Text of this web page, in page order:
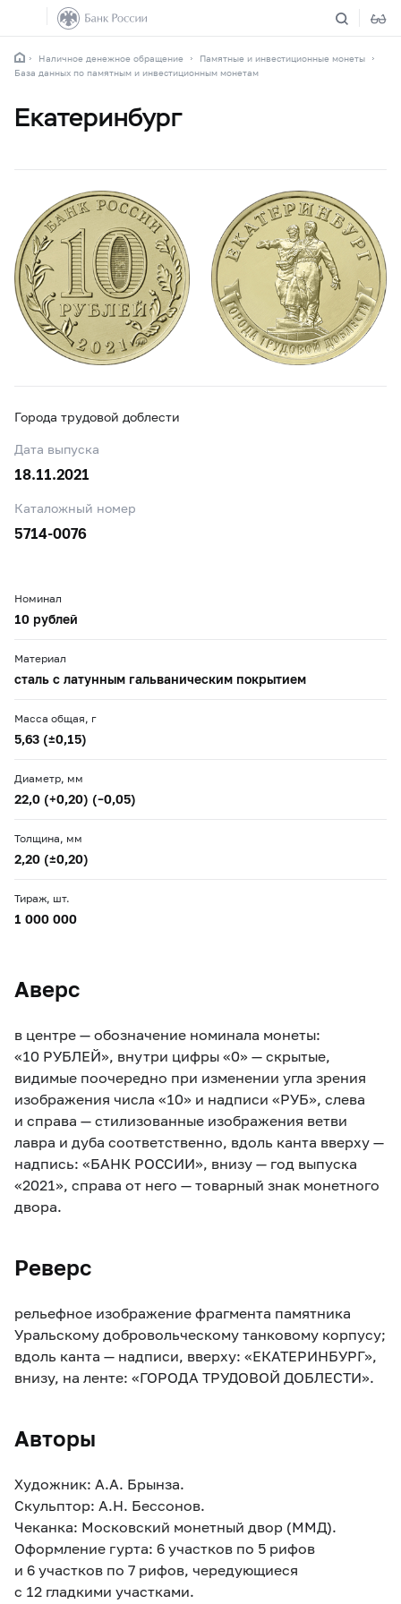
Наличное денежное обращение
Памятные и инвестиционные монеты
База данных по памятным и инвестиционным монетам
Екатеринбург
Города трудовой доблести
Дата выпуска
18.11.2021
Каталожный номер
5714-0076
Номинал
10 рублей
Материал
сталь с латунным гальваническим покрытием
Масса общая, г
5,63 (±0,15)
Диаметр, мм
22,0 (+0,20) (–0,05)
Толщина, мм
2,20 (±0,20)
Тираж, шт.
1 000 000
Аверс
в центре — обозначение номинала монеты:
«10 РУБЛЕЙ», внутри цифры «0» — скрытые,
видимые поочередно при изменении угла зрения
изображения числа «10» и надписи «РУБ», cлева
и справа — стилизованные изображения ветви
лавра и дуба соответственно, вдоль канта вверху —
надпись: «БАНК РОССИИ», внизу — год выпуска
«2021», справа от него — товарный знак монетного
двора.
Реверс
рельефное изображение фрагмента памятника
Уральскому добровольческому танковому корпусу;
вдоль канта — надписи, вверху: «ЕКАТЕРИНБУРГ»,
внизу, на ленте: «ГОРОДА ТРУДОВОЙ ДОБЛЕСТИ».
Авторы
Художник: А.А. Брынза.
Скульптор: А.Н. Бессонов.
Чеканка: Московский монетный двор (ММД).
Оформление гурта: 6 участков по 5 рифов
и 6 участков по 7 рифов, чередующиеся
с 12 гладкими участками.